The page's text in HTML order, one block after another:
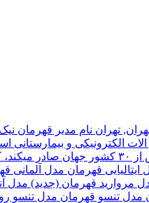
الکترونیکی و
تولید شده کارخانه قهرمان،بخش زیادی
ایتالیایی قهرمان مدل
مروارید قهرمان (جدید)
مدل تنسو قهرمان مدل